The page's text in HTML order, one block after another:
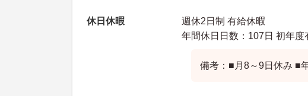
休日休暇
週休2日制 有給休暇
年間休日日数：107日 初年度
備考：■月8～9日休み ■